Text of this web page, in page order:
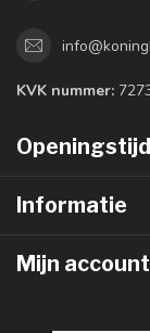
KVK nummer:
Informatie
Mijn account